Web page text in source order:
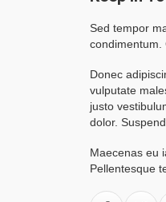
Sed tempor
condimentum.
Donec
vulputate
justo
dolor.
Maecenas eu
Pellentesque